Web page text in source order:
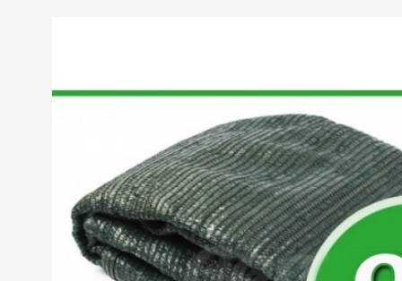
Сітка пластикова
Сезонні товари для саду та
городу